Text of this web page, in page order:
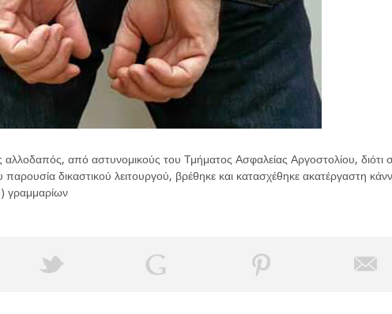
από αστυνομικούς του Τμήματος Ασφαλείας Αργοστολίου, διότι
παρουσία δικαστικού λειτουργού, βρέθηκε και κατασχέθηκε ακατέργαστη
γραμμαρίων